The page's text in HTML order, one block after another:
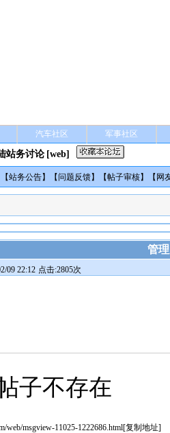
汽车社区 军事社区
站务讨论 [web]
站务公告】【问题反馈】【帖子审核】【 网
管
09 22:12 点击:2805次
子不存在
web/msgview-11025-1222686.html[复制地址]